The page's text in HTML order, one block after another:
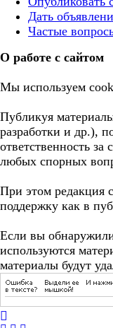
Дать
Частые
О работе с сайтом
Мы используем
Публикуя
разработки и др.),
ответственность
любых спорных
При этом редакция
поддержку как в
Если вы
используются
материалы будут